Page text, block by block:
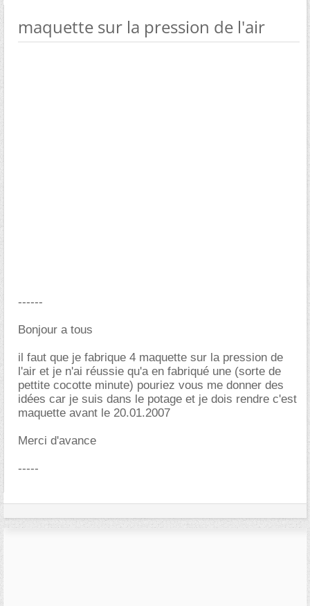
maquette sur la pression de l'air
------
Bonjour a tous
il faut que je fabrique 4 maquette sur la pression de
l'air et je n'ai réussie qu'a en fabriqué une (sorte de
pettite cocotte minute) pouriez vous me donner des
idées car je suis dans le potage et je dois rendre c'est
maquette avant le 20.01.2007
Merci d'avance
-----